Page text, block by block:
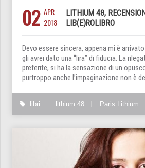
02 APR
2018
LITHIUM 48,
LIB(E)ROLIBRO
Devo essere sincera, appena mi è
gli avrei dato una “lira” di fiducia. La
preferite, si ha la sensazione di un
purtroppo anche l’impaginazione non è
libri lithium 48 Paris Lithium